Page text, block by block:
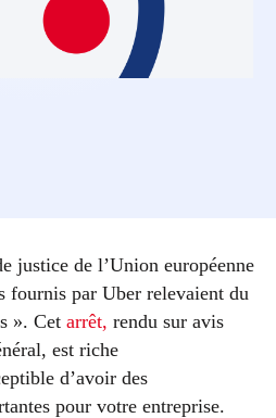
justice de l’Union européenne
fournis par Uber relevaient du
». Cet arrêt, rendu sur avis
est riche
d’avoir des
pour votre entreprise.